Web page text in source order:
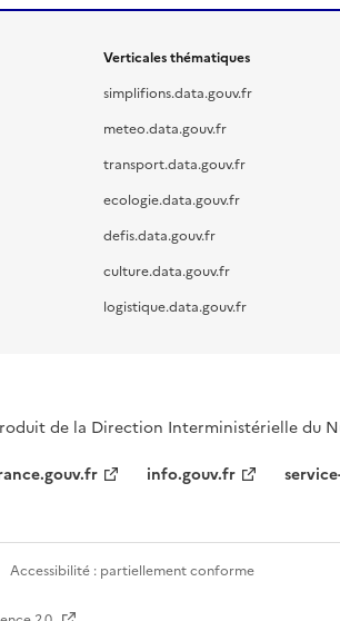
Verticales thématiques
simplifions.data.gouv.fr
meteo.data.gouv.fr
transport.data.gouv.fr
ecologie.data.gouv.fr
defis.data.gouv.fr
culture.data.gouv.fr
logistique.data.gouv.fr
de la Direction Interministérielle du
info.gouv.fr
Accessibilité : partiellement conforme